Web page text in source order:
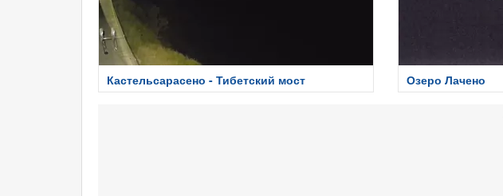
Кастельсарасено - Тибетский мост Озеро Лачено